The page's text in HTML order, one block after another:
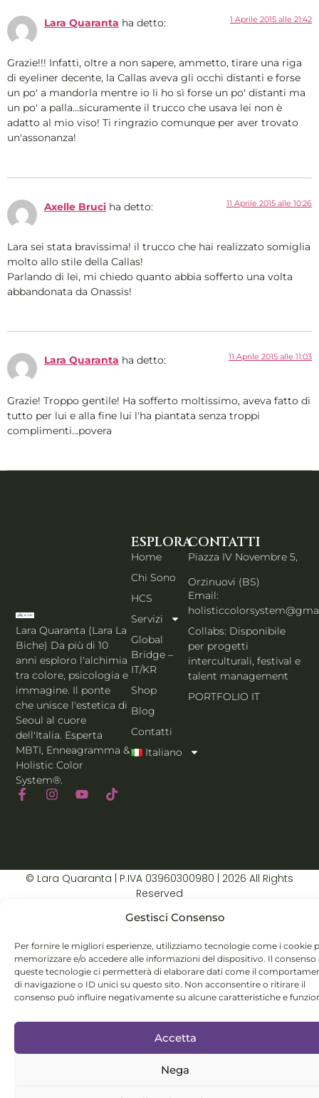
Gestisci Consenso
Per fornire le migliori esperienze, utilizziamo tecnologie come i cookie
memorizzare e/o accedere alle informazioni del dispositivo. Il consenso
queste tecnologie ci permetterà di elaborare dati come il
di navigazione o ID unici su questo sito. Non acconsentire o ritirare il
consenso può influire negativamente su alcune caratteristiche e
Accetta
Nega
Lara Quaranta ha detto: 1 Aprile 2015 alle 21:42
Grazie!!! Infatti, oltre a non sapere, ammetto, tirare una riga
di eyeliner decente, la Callas aveva gli occhi distanti e forse
un po' a mandorla mentre io li ho sì forse un po' distanti ma
un po' a palla…sicuramente il trucco che usava lei non è
adatto al mio viso! Ti ringrazio comunque per aver trovato
un'assonanza!
Axelle Bruci ha detto: 11 Aprile 2015 alle 10:26
Lara sei stata bravissima! il trucco che hai realizzato somiglia
molto allo stile della Callas!
Parlando di lei, mi chiedo quanto abbia sofferto una volta
abbandonata da Onassis!
Lara Quaranta ha detto: 11 Aprile 2015 alle 11:03
Grazie! Troppo gentile! Ha sofferto moltissimo, aveva fatto di
tutto per lui e alla fine lui l'ha piantata senza troppi
complimenti…povera
Lara Quaranta (Lara La
Biche) Da più di 10
anni esploro l'alchimia
tra colore, psicologia e
immagine. Il ponte
che unisce l'estetica di
Seoul al cuore
dell'Italia. Esperta
MBTI, Enneagramma &
Holistic Color
System®.
ESPLORA
Home
Chi Sono
HCS
Servizi
Global
Bridge –
IT/KR
Shop
Blog
Contatti
Italiano
CONTATTI
Piazza IV Novembre 5,
Orzinuovi (BS)
Email:
Collabs: Disponibile
per progetti
interculturali, festival e
talent management
PORTFOLIO IT
© Lara Quaranta | P.IVA 03960300980 | 2026 All Rights
Reserved